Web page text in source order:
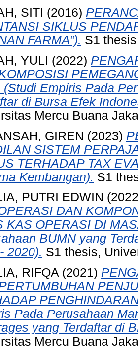
SITI (2016)
SIKLUS
FARMA”). S1
YULI (2022)
(Studi Empiris Pada
di Bursa Efek
Mercu Buana
GIREN (2023)
SISTEM
TERHADAP TAX
Kembangan). S1
PUTRI EDWIN
DAN
KAS OPERASI DI
BUMN yang
2020). S1 thesis,
RIFQA (2021)
Pada Perusahaan
yang Terdaftar di
Mercu Buana